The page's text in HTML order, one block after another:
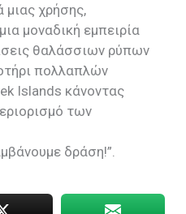
μιας χρήσης,
μοναδική εμπειρία
θαλάσσιων ρύπων
πολλαπλών
Islands κάνοντας
των
δράση!”.